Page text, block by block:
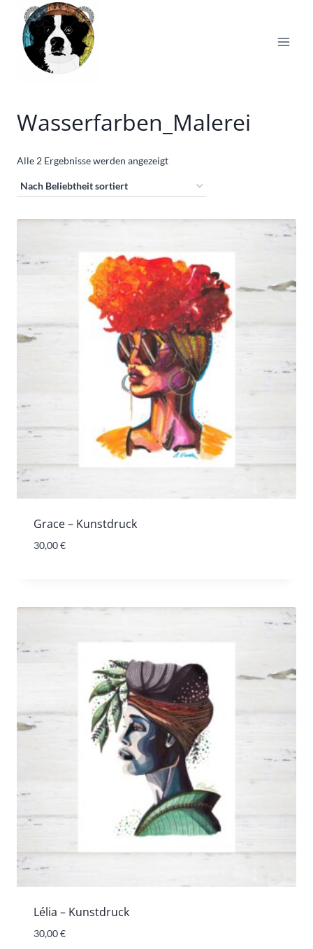
Inhalt
springen
Wasserfarben_Malerei
Alle 2 Ergebnisse werden angezeigtNach
Grace – Kunstdruck
30,00€
Lélia – Kunstdruck
30,00€